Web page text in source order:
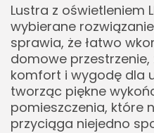
Lustra z oświetleniem
wybierane
sprawia, że łatwo
domowe przestrzenie,
komfort i wygodę dla
tworząc piękne
pomieszczenia, które
przyciąga niejedno